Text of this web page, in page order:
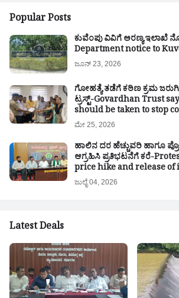
Popular Posts
ಕುವೆಂಪು ವಿವಿಗೆ ಅರಣ್ಯ ಇಲಾಖೆ
Department notice to
ಜೂನ್ 23, 2026
ಗೋಹತ್ಯೆ ತಡೆಗೆ ಕಠಿಣ ಕ್ರಮ
ಟ್ರಸ್ಟ್-Govardhan Trust
should be taken to stop
ಮೇ 25, 2026
ಹಾಲಿನ ದರ ಹೆಚ್ಚುವರಿ ಹಾಗೂ
ಆಗ್ರಹಿಸಿ ಪ್ರತಿಭಟನೆಗೆ ಕರೆ-
price hike and release
ಜುಲೈ 04, 2026
Latest Deals